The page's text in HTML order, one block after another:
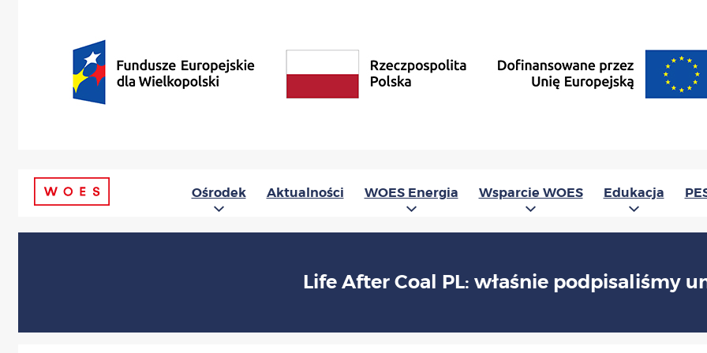
Ośrodek Aktualności WOES Energia Wsparcie WOES Edukacja
Life After Coal PL: właśnie podpisaliśmy